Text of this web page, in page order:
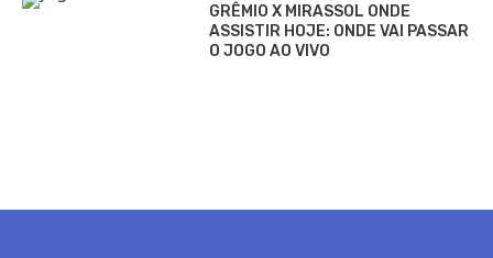
GRÊMIO X MIRASSOL ONDE
ASSISTIR HOJE: ONDE VAI PASSAR
O JOGO AO VIVO